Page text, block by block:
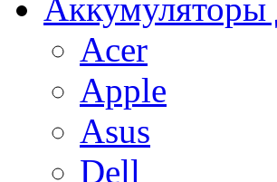
Аккумуляторы
Acer
Apple
Asus
Dell